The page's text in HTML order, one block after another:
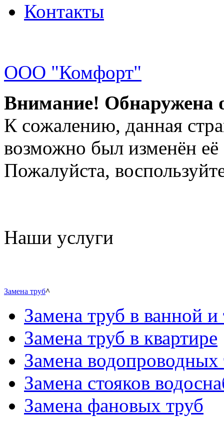
Контакты
ООО "Комфорт"
Внимание! Обнаружена
К сожалению, данная
возможно был изменён её
Пожалуйста,
Наши услуги
Замена труб^
Замена труб в ванной и
Замена труб в квартире
Замена водопроводных
Замена стояков
Замена фановых труб